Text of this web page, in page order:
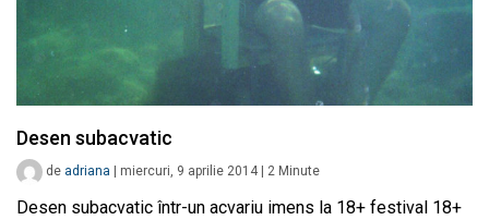
Desen subacvatic
de adriana miercuri, 9 aprilie 2014 2 Minute
Desen subacvatic într-un acvariu imens la 18+ festival 18+